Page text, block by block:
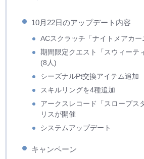
10月22日のアップデート内容
ACスクラッチ「ナイトメアカー
期間限定クエスト「スウィーテ
(8人)
シーズナルPt交換アイテム追加
スキルリングを4種追加
アークスレコード「スロープス
リスが開催
システムアップデート
キャンペーン